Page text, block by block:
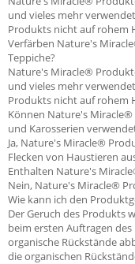
und vieles mehr
Produkts nicht auf rohem
Verfärben Nature's
Teppiche?
Nature's Miracle®
und vieles mehr
Produkts nicht auf rohem
Können Nature's
und Karosserien
Ja, Nature's Miracle®
Flecken von Haustieren
Enthalten Nature's
Nein, Nature's Miracle®
Wie kann ich den
Der Geruch des Produkts
beim ersten Auftragen
organische Rückstände
die organischen